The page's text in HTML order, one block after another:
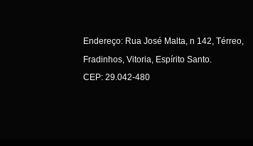
Endereço: Rua José Malta, n 142, Térreo,
Fradinhos, Vitoria, Espírito Santo.
CEP: 29.042-480